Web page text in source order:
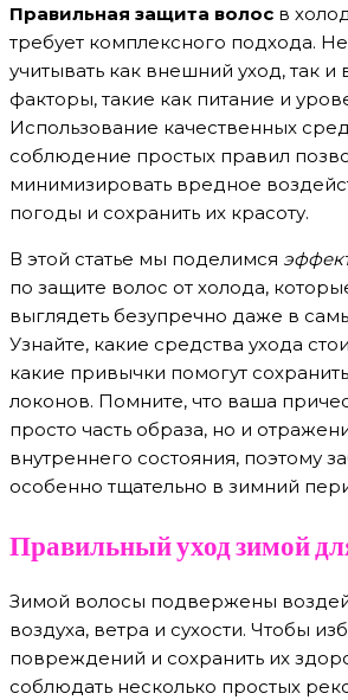
Правильная защита волос в
требует комплексного подхода.
учитывать как внешний уход, так и
факторы, такие как питание и
Использование качественных
соблюдение простых правил
минимизировать вредное
погоды и сохранить их красоту.
В этой статье мы поделимся
по защите волос от холода,
выглядеть безупречно даже в
Узнайте, какие средства ухода
какие привычки помогут
локонов. Помните, что ваша
просто часть образа, но и
внутреннего состояния, поэтому
особенно тщательно в зимний
Правильный уход зимой
Зимой волосы подвержены
воздуха, ветра и сухости. Чтобы
повреждений и сохранить их
соблюдать несколько простых